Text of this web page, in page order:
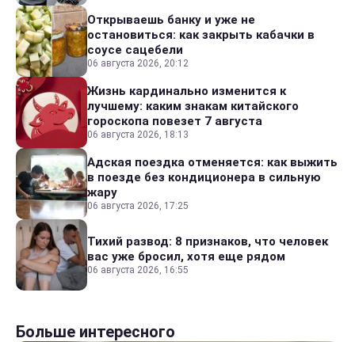
Открываешь банку и уже не
остановиться: как закрыть кабачки в
соусе сацебели
06 августа 2026, 20:12
Жизнь кардинально изменится к
лучшему: каким знакам китайского
гороскопа повезет 7 августа
06 августа 2026, 18:13
Адская поездка отменяется: как выжить
в поезде без кондиционера в сильную
жару
06 августа 2026, 17:25
Тихий развод: 8 признаков, что человек
вас уже бросил, хотя еще рядом
06 августа 2026, 16:55
Больше интересного